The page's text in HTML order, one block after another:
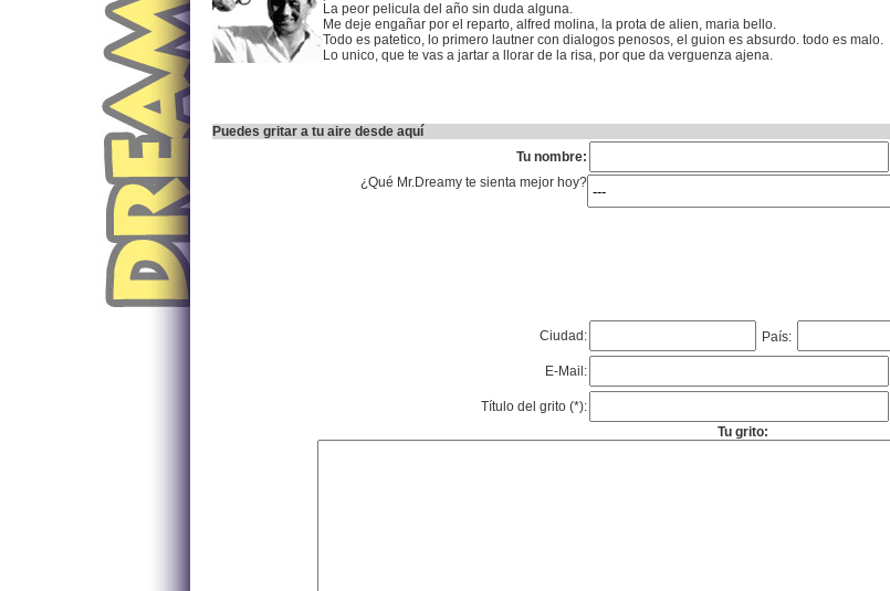
La peor pelicula del año sin duda alguna.
Me deje engañar por el reparto, alfred molina, la prota de alien, maria bello.
Todo es patetico, lo primero lautner con dialogos penosos, el guion es absurdo. todo es malo.
Lo unico, que te vas a jartar a llorar de la risa, por que da verguenza ajena.
Puedes gritar a tu aire desde aquí
Tu nombre:
¿Qué Mr.Dreamy te sienta mejor hoy?
Ciudad: País:
E-Mail:
Título del grito (*):
Tu grito: